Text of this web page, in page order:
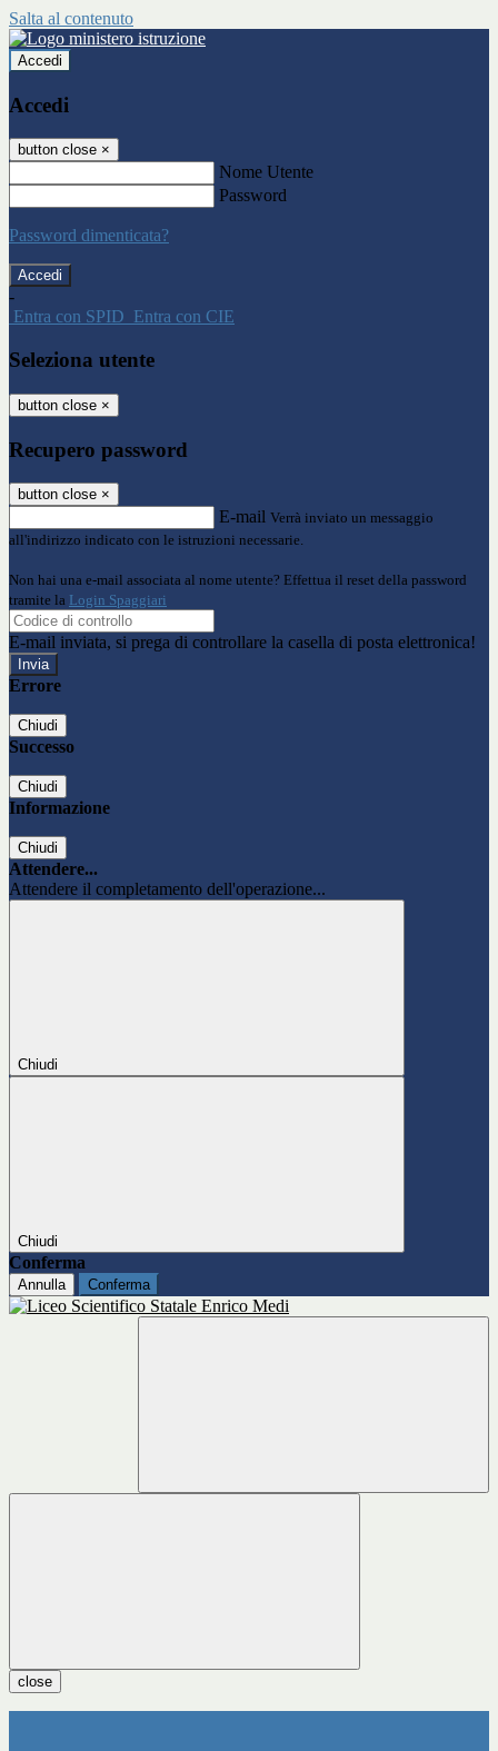
Salta al contenuto
Accedi
Accedi
button close ×
Nome Utente
Password
Password dimenticata?
-
Entra con SPID Entra con CIE
Seleziona utente
button close ×
Recupero password
button close ×
E-mail Verrà inviato un messaggio
all'indirizzo indicato con le istruzioni necessarie.
Non hai una e-mail associata al nome utente? Effettua il reset della password
tramite la Login Spaggiari
E-mail inviata, si prega di controllare la casella di posta elettronica!
Errore
Chiudi
Successo
Chiudi
Informazione
Chiudi
Attendere...
Attendere il completamento dell'operazione...
Chiudi
Chiudi
Conferma
Annulla Conferma
close